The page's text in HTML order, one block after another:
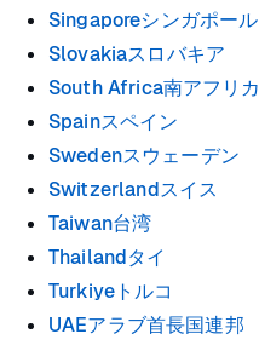
Singaporeシンガポール
Slovakiaスロバキア
South Africa南アフリカ
Spainスペイン
Swedenスウェーデン
Switzerlandスイス
Taiwan台湾
Thailandタイ
Turkiyeトルコ
UAEアラブ首長国連邦